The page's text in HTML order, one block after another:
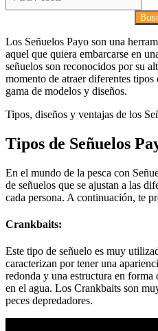
Los Señuelos Payo son una
aquel que quiera embarcarse en
señuelos son reconocidos por su
momento de atraer diferentes tipos
gama de modelos y diseños.
Tipos, diseños y ventajas de los
Tipos de Señuelos
En el mundo de la pesca con
de señuelos que se ajustan a las
cada persona. A continuación, te
Crankbaits:
Este tipo de señuelo es muy
caracterizan por tener una
redonda y una estructura en
en el agua. Los Crankbaits son
peces depredadores.